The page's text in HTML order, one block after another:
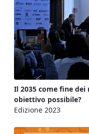
Il 2035 come fine
obiettivo possibile?
Edizione 2023